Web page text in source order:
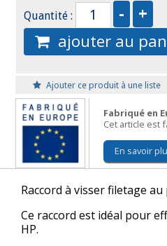
Quantité :
ajouter au
Ajouter ce produit à une liste
Fabriqué en
Cet article est
En savoir
Raccord à visser filetage au
Ce raccord est idéal pour
HP.